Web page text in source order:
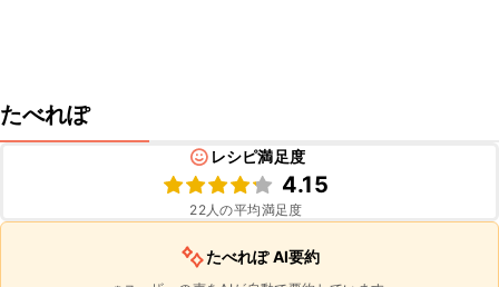
たべれぽ
レシピ満足度
4.15
22人の平均満足度
たべれぽ AI要約